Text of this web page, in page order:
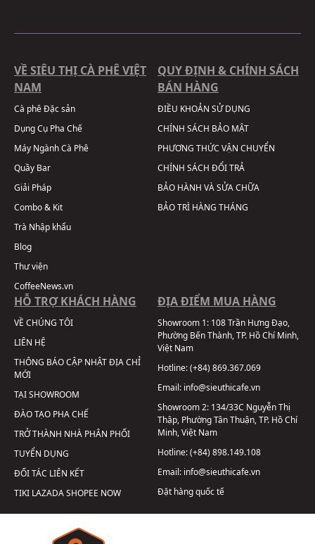
VỀ SIÊU THỊ CÀ PHÊ VIỆT
NAM
Cà phê Đặc sản
Dụng Cụ Pha Chế
Máy Ngành Cà Phê
Quầy Bar
Giải Pháp
Combo & Kit
Trà Nhập khẩu
Blog
Thư viện
CoffeeNews.vn
QUY ĐỊNH & CHÍNH SÁCH
BÁN HÀNG
ĐIỀU KHOẢN SỬ DỤNG
CHÍNH SÁCH BẢO MẬT
PHƯƠNG THỨC VẬN CHUYỂN
CHÍNH SÁCH ĐỔI TRẢ
BẢO HÀNH VÀ SỬA CHỮA
BẢO TRÌ HÀNG THÁNG
HỖ TRỢ KHÁCH HÀNG
VỀ CHÚNG TÔI
LIÊN HỆ
THÔNG BÁO CẬP NHẬT ĐỊA CHỈ
MỚI
TẠI SHOWROOM
ĐÀO TẠO PHA CHẾ
TRỞ THÀNH NHÀ PHÂN PHỐI
TUYỂN DỤNG
ĐỐI TÁC LIÊN KẾT
TIKI LAZADASHOPEE NOW
ĐỊA ĐIỂM MUA HÀNG
Showroom 1: 108 Trần Hưng Đạo,
Phường Bến Thành, TP. Hồ Chí Minh,
Việt Nam
Hotline:(+84) 869.367.069
Email: info@sieuthicafe.vn
Showroom 2: 134/33C Nguyễn Thị
Thập, Phường Tân Thuận, TP. Hồ Chí
Minh, Việt Nam
Hotline:(+84) 898.149.108
Email: info@sieuthicafe.vn
Đặt hàng quốc tế